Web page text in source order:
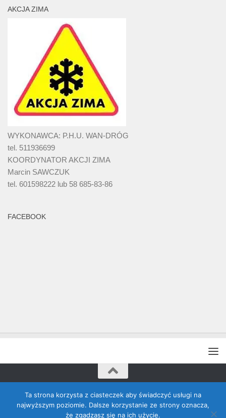
AKCJA ZIMA
WYKONAWCA: P.H.U. WAN-DRÓG
tel. 511936699
KOORDYNATOR AKCJI ZIMA
Marcin SAWCZUK
tel. 601598222 lub 58 685-83-86
FACEBOOK
Rada Banino © 2026. Wszelkie prawa zastrzeżone
Ta strona korzysta z ciasteczek aby świadczyć usługi na
najwyższym poziomie. Dalsze korzystanie ze strony oznacza,
że zgadzasz się na ich użycie.